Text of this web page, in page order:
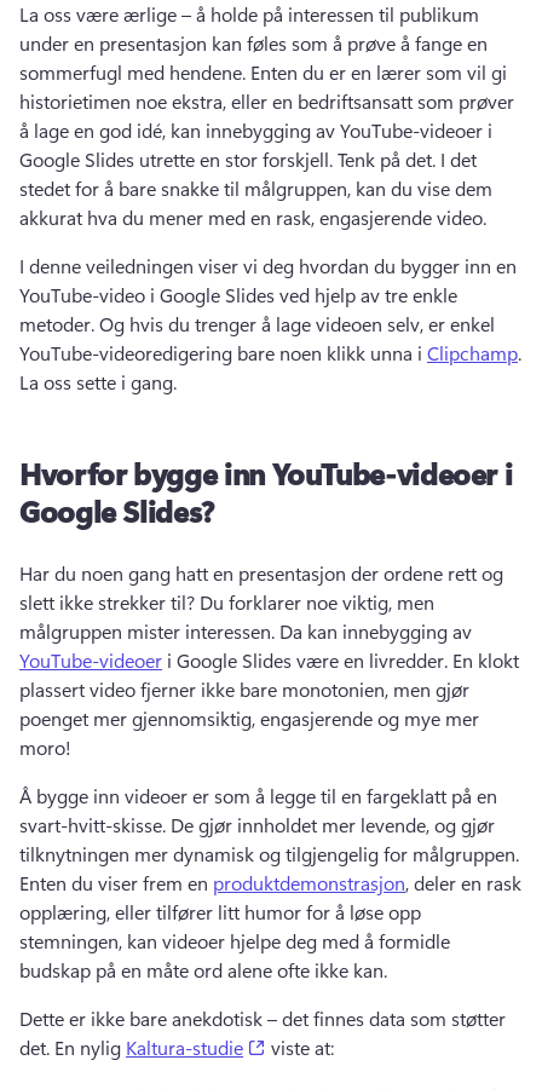
La oss være ærlige – å holde på interessen til publikum
under en presentasjon kan føles som å prøve å fange en
sommerfugl med hendene. Enten du er en lærer som vil gi
historietimen noe ekstra, eller en bedriftsansatt som prøver
å lage en god idé, kan innebygging av YouTube-videoer i
Google Slides utrette en stor forskjell. Tenk på det. I det
stedet for å bare snakke til målgruppen, kan du vise dem
akkurat hva du mener med en rask, engasjerende video.
I denne veiledningen viser vi deg hvordan du bygger inn en
YouTube-video i Google Slides ved hjelp av tre enkle
metoder. Og hvis du trenger å lage videoen selv, er enkel
YouTube-videoredigering bare noen klikk unna i Clipchamp
La oss sette i gang.
Hvorfor bygge inn YouTube-videoer i
Google Slides?
Har du noen gang hatt en presentasjon der ordene rett og
slett ikke strekker til? Du forklarer noe viktig, men
målgruppen mister interessen. Da kan innebygging av
YouTube-videoer i Google Slides være en livredder. En klokt
plassert video fjerner ikke bare monotonien, men gjør
poenget mer gjennomsiktig, engasjerende og mye mer
moro!
Å bygge inn videoer er som å legge til en fargeklatt på en
svart-hvitt-skisse. De gjør innholdet mer levende, og gjør
Enten du viser frem en produktdemonstrasjon, deler en rask
opplæring, eller tilfører litt humor for å løse opp
stemningen, kan videoer hjelpe deg med å formidle
budskap på en måte ord alene ofte ikke kan.
Dette er ikke bare anekdotisk – det finnes data som støtter
det. En nylig Kaltura-studie (opens in a new tab)
viste at: